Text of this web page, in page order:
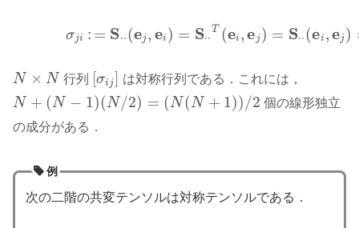
σji : = S⋅⋅ (ej , ei ) = S⋅⋅
T (ei ,ej ) = S⋅⋅ (ei ,ej )
(2.16)σj :=S⋅ ⋅(e ,ei = S⋅⋅T (ei ,e )=S⋅⋅ ei,e =σij
N × N
N× N 行列 [σij]
σij] は対称行列である．これには，
N + (N − 1)(N/2) = (N(N + 1))/2
N+ (N − 1)( N/2 )=( N(N+1 ) /2
個の線形独立
の成分がある．
例
次の二階の共変テンソルは対称テンソルである．